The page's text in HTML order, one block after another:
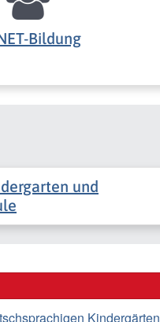
Bildung
und
Kindergärten